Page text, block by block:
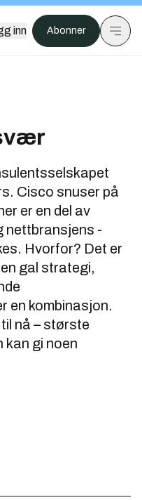
inn Abonner
Cisco snuser på
er en del av
nettbransjens -
Hvorfor? Det er
gal strategi,
en kombinasjon.
nå – største
kan gi noen